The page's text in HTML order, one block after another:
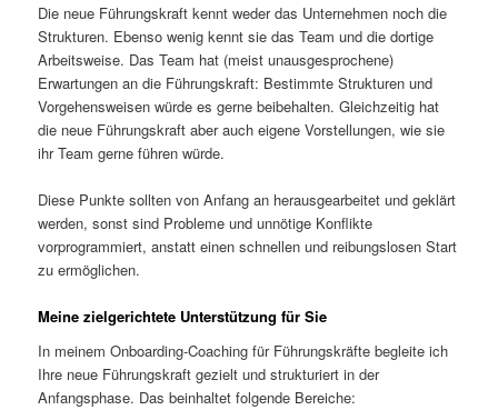
Die neue Führungskraft kennt weder das Unternehmen noch die
Strukturen. Ebenso wenig kennt sie das Team und die dortige
Arbeitsweise. Das Team hat (meist unausgesprochene)
Erwartungen an die Führungskraft: Bestimmte Strukturen und
Vorgehensweisen würde es gerne beibehalten. Gleichzeitig hat
die neue Führungskraft aber auch eigene Vorstellungen, wie sie
ihr Team gerne führen würde.
Diese Punkte sollten von Anfang an herausgearbeitet und geklärt
werden, sonst sind Probleme und unnötige Konflikte
vorprogrammiert, anstatt einen schnellen und reibungslosen Start
zu ermöglichen.
Meine zielgerichtete Unterstützung für Sie
In meinem Onboarding-Coaching für Führungskräfte begleite ich
Ihre neue Führungskraft gezielt und strukturiert in der
Anfangsphase. Das beinhaltet folgende Bereiche: